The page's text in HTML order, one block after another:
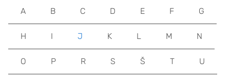
A B C D E F G
H I J K L M N
O P R S Š T U